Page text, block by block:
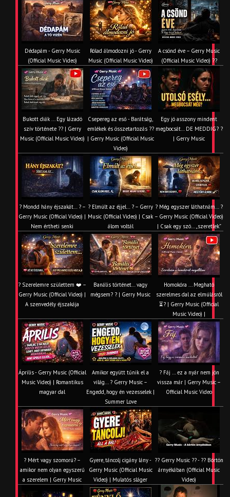
Dédapám - Gerry Music
(Official Music Video)
Rólad álmodozni jó - Gerry
Music (Official Music Video)
A csönd éve – Gerry Music
(Official Music Video) ??
Bukott diák ... Egy lázadó
szív története ?? | Gerry
Music (Official Music Video)
Csepereg az eső - Barátság,
emlékek és összetartozás ?️?
| Gerry Music (Official Music
Video)
Egy jó asszony mindent
megbocsát… DE MEDDIG? ?
| Gerry Music
? Mondd hány éjszakát… ? –
Gerry Music (Official Video) |
Nem értheti senki
? Elmúlt az éjjel… ? – Gerry
Music (Official Video) | Csak
álom voltál
? Még egyszer láthatnám… ?
– Gerry Music (Official Video)
| Csak egy szó… „szeretlek”
? Szerelemre születtem ❤️ –
Gerry Music (Official Video) |
A szenvedély éjszakája
Banális történet… vagy
mégsem? ? | Gerry Music
Homokóra ... Megható
szerelmes dal az elmúlásról
⏳? | Gerry Music (Official
Music Video) |
Április - Gerry Music (Official
Music Video) | Romantikus
magyar dal
Amikor együtt tűnik el a
világ... ? Gerry Music –
Engedd, hogy én vezesselek |
Summer Love
? Fáj … ez a nyár nem jön
vissza már | Gerry Music –
Official Music Video
? Mért vagy szomorú? –
amikor nem olyan egyszerű
a szerelem | Gerry Music
Gyere, táncolj cigány lány -
Gerry Music (Official Music
Video) | Mulatós sláger
?? Gerry Music ?? - ?? Börtön
árnyékában (Official Music
Video)